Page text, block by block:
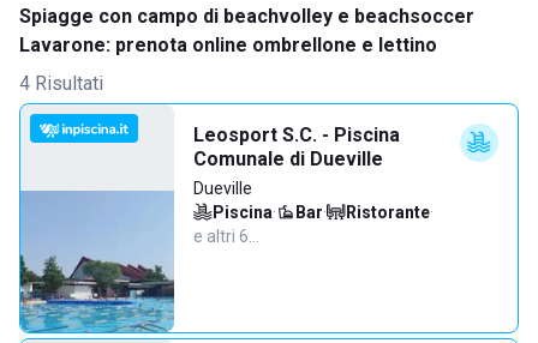
Spiagge con campo di beachvolley e beachsoccer
Lavarone: prenota online ombrellone e lettino
4 Risultati
Leosport S.C. - Piscina
Comunale di Dueville
Dueville
Piscina· Bar· Ristorante·
e altri 6…